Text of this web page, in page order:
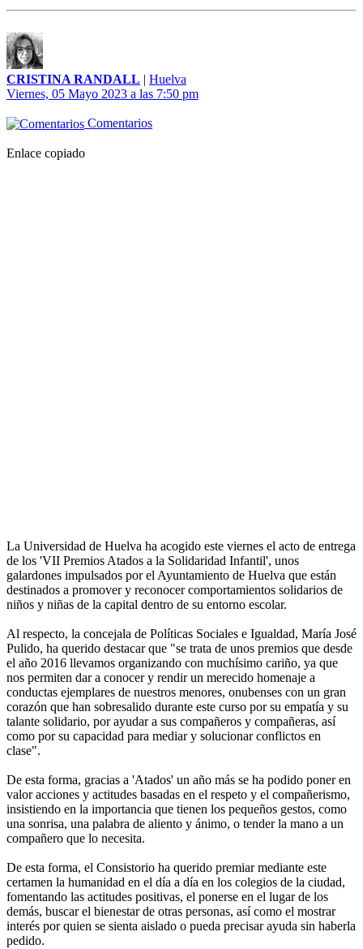
CRISTINA RANDALL | Huelva
Viernes, 05 Mayo 2023 a las 7:50 pm
Comentarios
Enlace copiado
La Universidad de Huelva ha acogido este viernes el acto de entrega
de los 'VII Premios Atados a la Solidaridad Infantil', unos
galardones impulsados por el Ayuntamiento de Huelva que están
destinados a promover y reconocer comportamientos solidarios de
niños y niñas de la capital dentro de su entorno escolar.
Al respecto, la concejala de Políticas Sociales e Igualdad, María José
Pulido, ha querido destacar que "se trata de unos premios que desde
el año 2016 llevamos organizando con muchísimo cariño, ya que
nos permiten dar a conocer y rendir un merecido homenaje a
conductas ejemplares de nuestros menores, onubenses con un gran
corazón que han sobresalido durante este curso por su empatía y su
talante solidario, por ayudar a sus compañeros y compañeras, así
como por su capacidad para mediar y solucionar conflictos en
clase".
De esta forma, gracias a 'Atados' un año más se ha podido poner en
valor acciones y actitudes basadas en el respeto y el compañerismo,
insistiendo en la importancia que tienen los pequeños gestos, como
una sonrisa, una palabra de aliento y ánimo, o tender la mano a un
compañero que lo necesita.
De esta forma, el Consistorio ha querido premiar mediante este
certamen la humanidad en el día a día en los colegios de la ciudad,
fomentando las actitudes positivas, el ponerse en el lugar de los
demás, buscar el bienestar de otras personas, así como el mostrar
interés por quien se sienta aislado o pueda precisar ayuda sin haberla
pedido.